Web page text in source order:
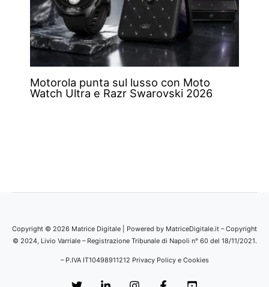
Motorola punta sul lusso con Moto
Watch Ultra e Razr Swarovski 2026
Copyright © 2026 Matrice Digitale | Powered by MatriceDigitale.it – Copyright
© 2024, Livio Varriale – Registrazione Tribunale di Napoli n° 60 del 18/11/2021.
– P.IVA IT10498911212 Privacy Policy e Cookies